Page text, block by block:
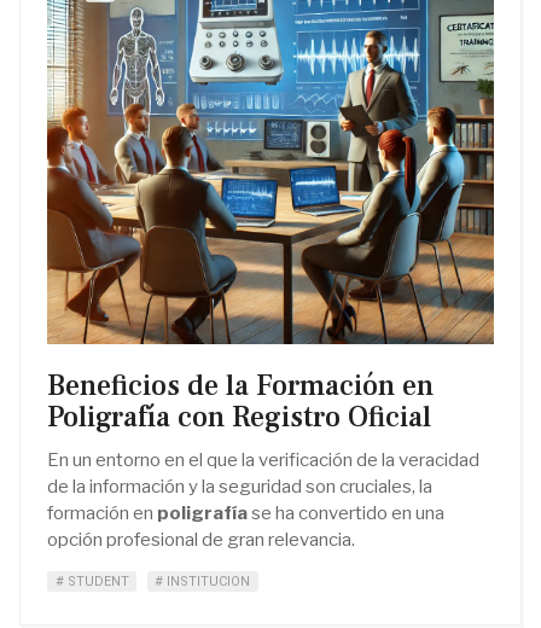
Beneficios de la Formación en
Poligrafía con Registro Oficial
En un entorno en el que la verificación de la veracidad
de la información y la seguridad son cruciales, la
formación en poligrafíase ha convertido en una
opción profesional de gran relevancia.
STUDENT INSTITUCION